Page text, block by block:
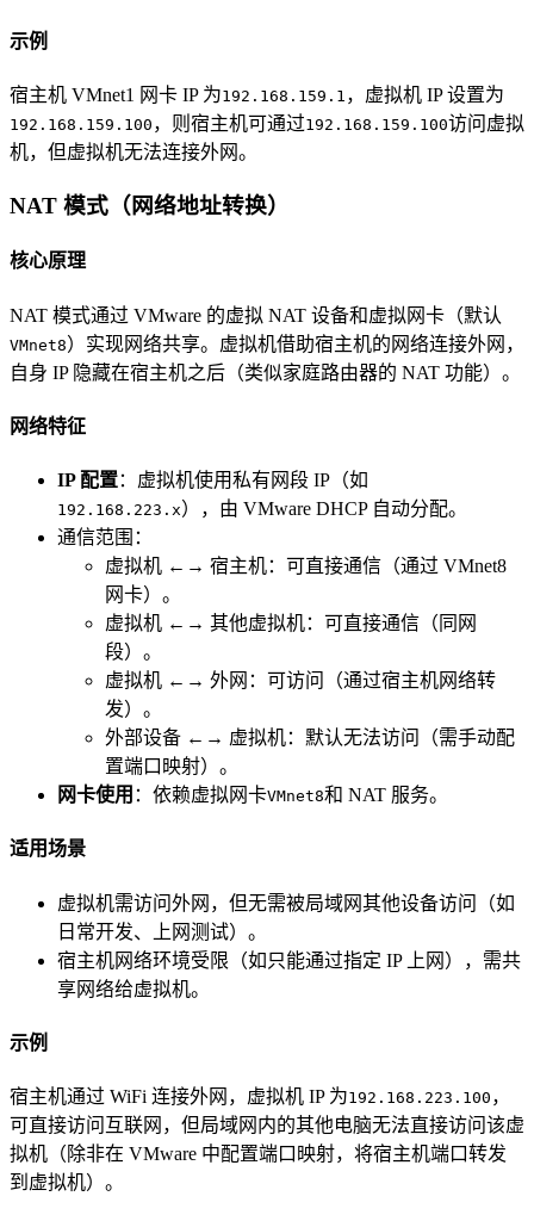
示例
宿主机 VMnet1 网卡 IP 为192.168.159.1 ，虚拟机 IP 设置为
192.168.159.100 ，则宿主机可通过192.168.159.100访问虚拟
机，但虚拟机无法连接外网。
NAT 模式（网络地址转换）
核心原理
NAT 模式通过 VMware 的虚拟 NAT 设备和虚拟网卡（默认
VMnet8）实现网络共享。虚拟机借助宿主机的网络连接外网，
自身 IP 隐藏在宿主机之后（类似家庭路由器的 NAT 功能）。
网络特征
IP 配置：虚拟机使用私有网段 IP（如
192.168.223.x），由 VMware DHCP 自动分配。
通信范围：
虚拟机 ←→ 宿主机：可直接通信（通过 VMnet8
网卡）。
虚拟机 ←→ 其他虚拟机：可直接通信（同网
段）。
虚拟机 ←→ 外网：可访问（通过宿主机网络转
发）。
外部设备 ←→ 虚拟机：默认无法访问（需手动配
置端口映射）。
网卡使用 ：依赖虚拟网卡VMnet8和 NAT 服务。
适用场景
虚拟机需访问外网，但无需被局域网其他设备访问（如
日常开发、上网测试）。
宿主机网络环境受限（如只能通过指定 IP 上网），需共
享网络给虚拟机。
示例
宿主机通过 WiFi 连接外网，虚拟机 IP 为192.168.223.100 ，
可直接访问互联网，但局域网内的其他电脑无法直接访问该虚
拟机（除非在 VMware 中配置端口映射，将宿主机端口转发
到虚拟机）。